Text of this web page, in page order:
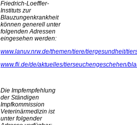
Friedrich-Loeffler-
Instituts zur
Blauzungenkrankheit
können generell unter
folgenden Adressen
eingesehen werden:
www.lanuv.nrw.de/themen/tiere/tiergesundheit/
www.fli.de/de/aktuelles/tierseuchengeschehen/
Die Impfempfehlung
der Ständigen
Impfkommission
Veterinärmedizin ist
unter folgender